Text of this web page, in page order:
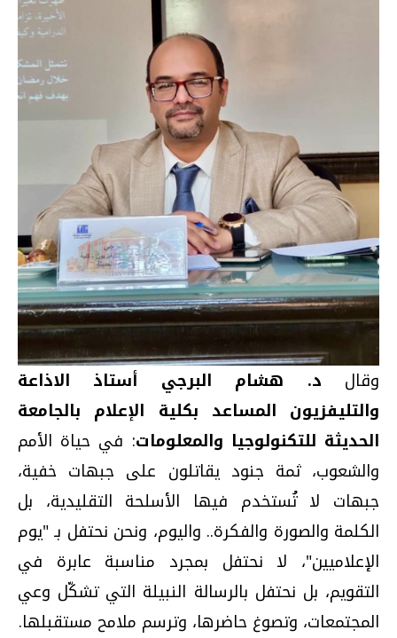
وقال د. هشام البرجي أستاذ الاذاعة
والتليفزيون المساعد بكلية الإعلام بالجامعة
الحديثة للتكنولوجيا والمعلومات: في حياة الأمم
والشعوب، ثمة جنود يقاتلون على جبهات خفية،
جبهات لا تُستخدم فيها الأسلحة التقليدية، بل
الكلمة والصورة والفكرة.. واليوم، ونحن نحتفل بـ "يوم
الإعلاميين"، لا نحتفل بمجرد مناسبة عابرة في
التقويم، بل نحتفل بالرسالة النبيلة التي تشكّل وعي
المجتمعات، وتصوغ حاضرها، وترسم ملامح مستقبلها.